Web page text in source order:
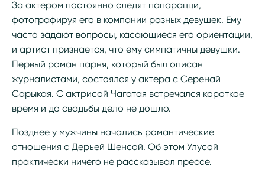
За актером постоянно следят папарацци,
фотографируя его в компании разных девушек. Ему
часто задают вопросы, касающиеся его ориентации,
и артист признается, что ему симпатичны девушки.
Первый роман парня, который был описан
журналистами, состоялся у актера с Серенай
Сарыкая. С актрисой Чагатая встречался короткое
время и до свадьбы дело не дошло.
Позднее у мужчины начались романтические
отношения с Дерьей Шенсой. Об этом Улусой
практически ничего не рассказывал прессе.